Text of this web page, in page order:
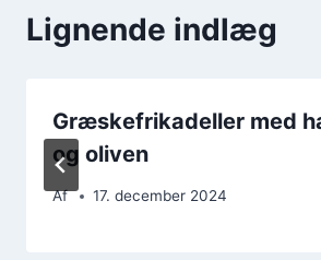
Lignende indlæg
Græskefrikadeller med
og oliven
Af 17. december 2024